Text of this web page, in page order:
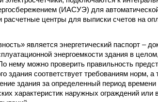
(ИАСУЭ) для
центры для выписки счетов на
является энергетический паспорт –
энергоемкости здания в
нему можно проверить правильность
здания соответствует требованиям норм, а
здания за определенный период времени
характеристик наружных ограждений или